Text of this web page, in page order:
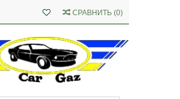
СРАВНИТЬ (0)